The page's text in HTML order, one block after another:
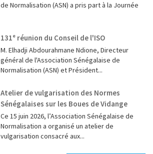
de Normalisation (ASN) a pris part à la Journée
131ᵉ réunion du Conseil de l'ISO
M. Elhadji Abdourahmane Ndione, Directeur
général de l'Association Sénégalaise de
Normalisation (ASN) et Président...
Atelier de vulgarisation des Normes
Sénégalaises sur les Boues de Vidange
Ce 15 juin 2026, l’Association Sénégalaise de
Normalisation a organisé un atelier de
vulgarisation consacré aux...